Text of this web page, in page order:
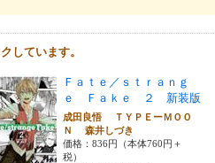
しています。
Ｆａｔｅ／ｓｔｒａｎｇ
ｅ Ｆａｋｅ ２ 新装版
成田良悟 ＴＹＰＥーＭＯＯ
Ｎ 森井しづき
価格：836円（本体760円＋
税）